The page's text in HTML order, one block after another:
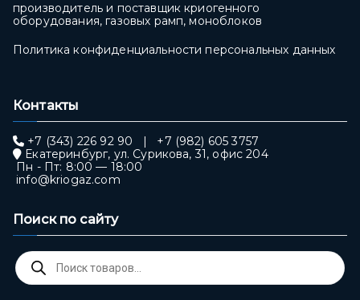
производитель и поставщик криогенного
оборудования, газовых рамп, моноблоков
Политика конфиденциальности персональных данных
Контакты
+7 (343) 226 92 90 | +7 (982) 605 3757
Екатеринбург, ул. Сурикова, 31, офис 204
Пн - Пт: 8:00 — 18:00
info@kriogaz.com
Поиск по сайту
Поиск
товаров